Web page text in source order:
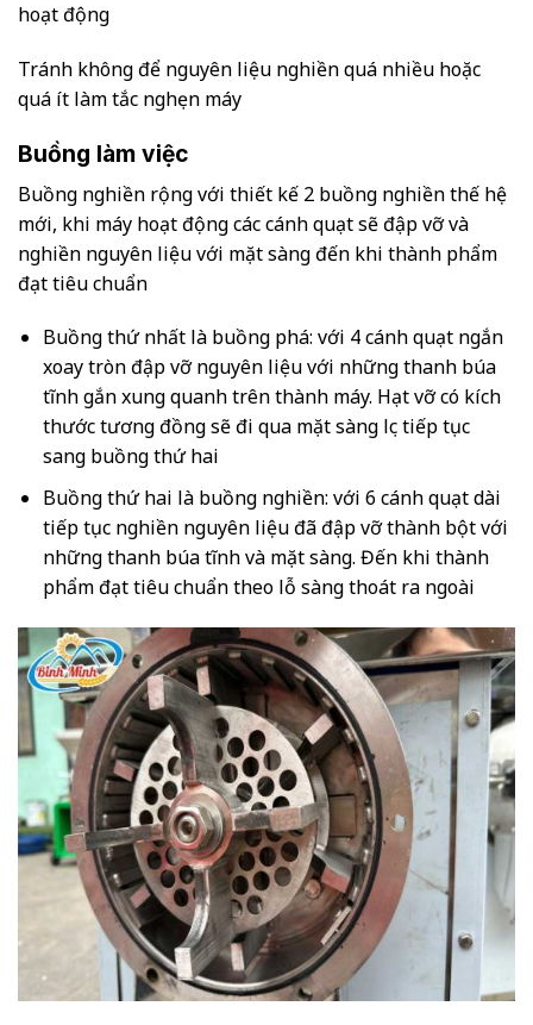
hoạt động
Tránh không để nguyên liệu nghiền quá nhiều hoặc
quá ít làm tắc nghẹn máy
Buồng làm việc
Buồng nghiền rộng với thiết kế 2 buồng nghiền thế hệ
mới, khi máy hoạt động các cánh quạt sẽ đập vỡ và
nghiền nguyên liệu với mặt sàng đến khi thành phẩm
đạt tiêu chuẩn
Buồng thứ nhất là buồng phá: với 4 cánh quạt ngắn
xoay tròn đập vỡ nguyên liệu với những thanh búa
tĩnh gắn xung quanh trên thành máy. Hạt vỡ có kích
thước tương đồng sẽ đi qua mặt sàng lọc tiếp tục
sang buồng thứ hai
Buồng thứ hai là buồng nghiền: với 6 cánh quạt dài
tiếp tục nghiền nguyên liệu đã đập vỡ thành bột với
những thanh búa tĩnh và mặt sàng. Đến khi thành
phẩm đạt tiêu chuẩn theo lỗ sàng thoát ra ngoài